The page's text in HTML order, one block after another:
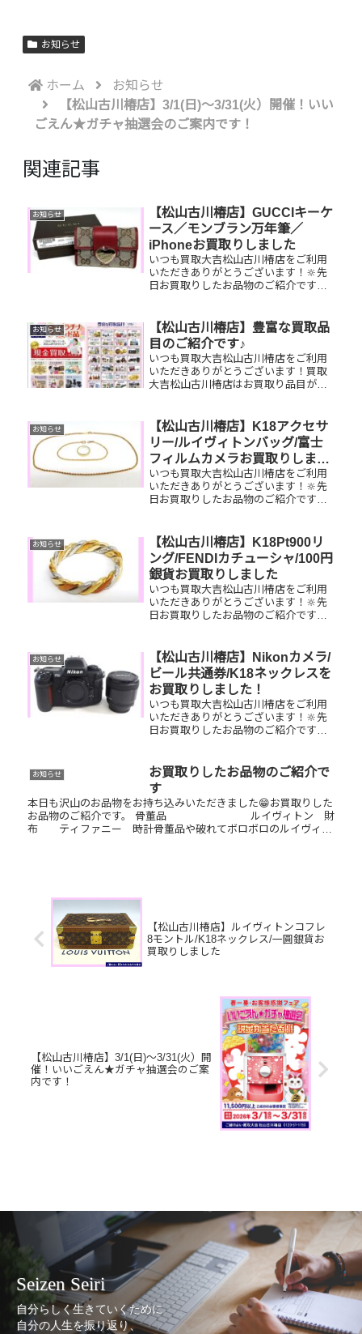
お知らせ
ホーム
お知らせ
【松山古川椿店】3/1(日)～3/31(火）開催！いい
ごえん★ガチャ抽選会のご案内です！
関連記事
お知らせ
【松山古川椿店】GUCCIキーケ
ース／モンブラン万年筆／
iPhoneお買取りしました
いつも買取大吉松山古川椿店をご利用
いただきありがとうございます！🔆先
日お買取りしたお品物のご紹介です。
ざいませんか？ぜひ買取大吉松山古川
椿店にお査定させてくださ...
お知らせ
【松山古川椿店】豊富な買取品
目のご紹介です♪
いつも買取大吉松山古川椿店をご利用
いただきありがとうございます！買取
大吉松山古川椿店はお買取り品目が豊
断られたものや、片手でお持ちいただ
けるものならお買取りできるお品が...
お知らせ
【松山古川椿店】K18アクセサ
リー/ルイヴィトンバッグ/富士
フィルムカメラお買取りしまし
た
いつも買取大吉松山古川椿店をご利用
いただきありがとうございます！🔆先
日お買取りしたお品物のご紹介です。
ムカメラお家で眠っているお品物はご
ざいませんか？ぜひ買取大吉...
お知らせ
【松山古川椿店】K18Pt900リ
ング/FENDIカチューシャ/100円
銀貨お買取りしました
いつも買取大吉松山古川椿店をご利用
いただきありがとうございます！🔆先
日お買取りしたお品物のご紹介です。
はございませんか？ぜひ買取大吉松山
古川椿店にお査定させ...
お知らせ
【松山古川椿店】Nikonカメラ/
ビール共通券/K18ネックレスを
お買取りしました！
いつも買取大吉松山古川椿店をご利用
いただきありがとうございます！🔆先
日お買取りしたお品物のご紹介です。
ませんか？そのお品物ぜひ！買取大吉
松山古川椿店にお査定させ...
お知らせ
お買取りしたお品物のご紹介で
す
本日も沢山のお品物をお持ち込みいただきました😁お買取りした
お品物のご紹介です。 骨董品 ルイヴィトン 財
布 ティファニー 時計骨董品や破れてボロボロのルイヴィト
【松山古川椿店】ルイヴィトンコフレ
8モントル/K18ネックレス/一圓銀貨お
買取りしました
【松山古川椿店】3/1(日)～3/31(火）開
催！いいごえん★ガチャ抽選会のご案
内です！
Seizen Seiri
自分らしく生きていくために
自分の人生を振り返り、